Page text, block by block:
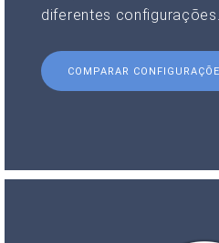
diferentes configurações.
COMPARAR